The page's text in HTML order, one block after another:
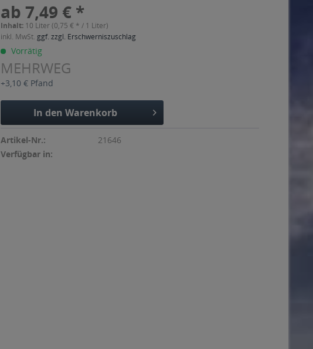
ab 7,49 € *
Inhalt: 10 Liter (0,75 € * / 1 Liter)
inkl. MwSt. ggf. zzgl. Erschwerniszuschlag
Vorrätig
MEHRWEG
+3,10 € Pfand
In den Warenkorb
Artikel-Nr.:
21646
Verfügbar in: